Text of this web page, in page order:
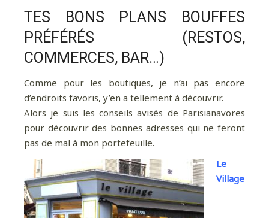
TES BONS PLANS BOUFFES
PRÉFÉRÉS (RESTOS,
COMMERCES, BAR…)
Comme pour les boutiques, je n’ai pas encore
d’endroits favoris, y’en a tellement à découvrir.
Alors je suis les conseils avisés de Parisianavores
pour découvrir des bonnes adresses qui ne feront
pas de mal à mon portefeuille.
Le
Village